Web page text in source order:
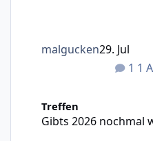
1
malgucken29. Jul
Treffen
Gibts 2026 nochmal